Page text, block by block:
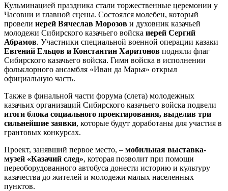
Кульминацией праздника стали торжественные церемонии у
Часовни и главной сцены. Состоялся молебен, который
провели иерей Вячеслав Морозов и духовник казачьей
молодежи Сибирского казачьего войска иерей Сергий
Абрамов. Участники специальной военной операции казаки
Евгений Ельцов и Константин Харитонов подняли флаг
Сибирского казачьего войска. Гимн войска в исполнении
фольклорного ансамбля «Иван да Марья» открыл
официальную часть.
Также в финальной части форума (слета) молодежных
казачьих организаций Сибирского казачьего войска подвели
итоги блока социального проектирования, выделив три
сильнейшие заявки, которые будут доработаны для участия в
грантовых конкурсах.
Проект, занявший первое место, – мобильная выставка-
музей «Казачий след», которая позволит при помощи
переоборудованного автобуса донести историю и культуру
казачества до жителей и молодежи малых населенных
пунктов.